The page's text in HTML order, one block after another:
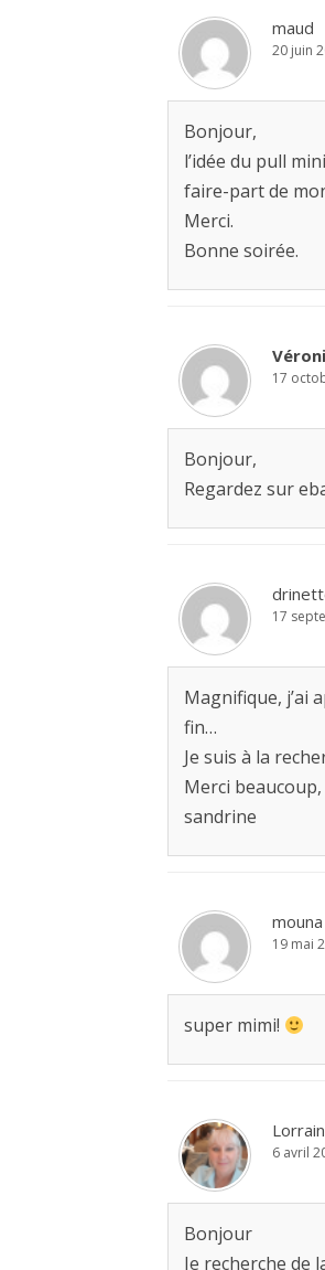
maud
20 juin
Bonjour,
l’idée du pull
faire-part de
Merci.
Bonne soirée.
17
Bonjour,
Regardez sur
17
Magnifique, j’ai
fin…
Je suis à la
Merci
sandrine
mouna
19 mai
super mimi!
6 avril
Bonjour
Je recherche de